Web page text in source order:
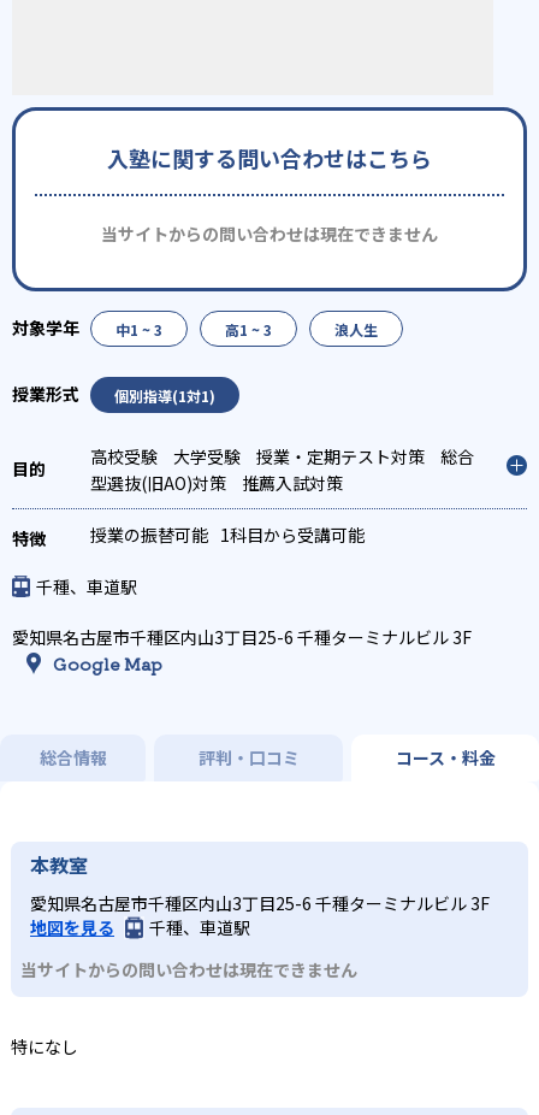
入塾に関する問い合わせはこちら
当サイトからの問い合わせは現在できません
中1 ~ 3 高1 ~ 3 浪人生
個別指導(1対1)
高校受験 大学受験 授業・定期テスト対策
総合
型選抜(旧AO)対策
推薦入試対策
授業の振替可能 1科目から受講可能
千種、車道駅
愛知県名古屋市千種区内山3丁目25-6 千種ターミナルビル 3F
Google Map
総合情報 評判・口コミ コース・料金
本教室
愛知県名古屋市千種区内山3丁目25-6 千種ターミナルビル 3F
地図を見る
千種、車道駅
当サイトからの問い合わせは現在できません
特になし